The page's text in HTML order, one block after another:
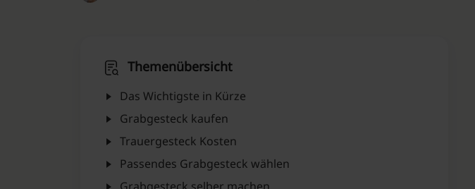
Themenübersicht
Das Wichtigste in Kürze
Grabgesteck kaufen
Trauergesteck Kosten
Passendes Grabgesteck wählen